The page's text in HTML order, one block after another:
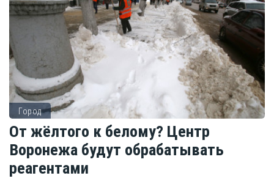
Город
От жёлтого к белому? Центр
Воронежа будут обрабатывать
реагентами